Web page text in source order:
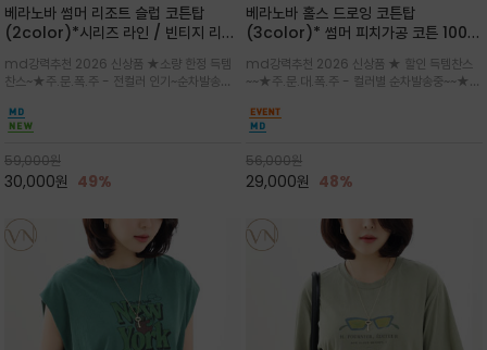
베라노바 썸머 리조트 슬럽 코튼탑
(2color)*시리즈 라인 / 빈티지 리조
는 가벼운 코튼 터치의 반팔 티셔츠입니
다
md강력추천 2026 신상품 ★소량 한정 득템
찬스~★주.문.폭.주 - 전컬러 인기~순차발송중
아(Sepia)나 파스텔 톤의 해변 풍경으로 세련
된 뮤트톤 컬러 팔레트로 빈티지한 무드의 선샤
인 프린트가 더해져 담백하면서도 감각
59,000원
30,000원 49%
베라노바 홀스 드로잉 코튼탑
(3color)* 썸머 피치가공 코튼 100프
의 미를 살려 말의 윤곽선만 스케치하여
감성을 담은 아이템
md강력추천 2026 신상품 ★ 할인 득템찬스
~~★주.문.대.폭.주 - 컬러별 순차발송중~~★프
말(Horse) 드로잉 티셔츠는 여유로운 실루엣과
감각적인 아트워크로 고급스러운 여름 스타일링
을 완성할 수 있습니다
56,000원
29,000원 48%